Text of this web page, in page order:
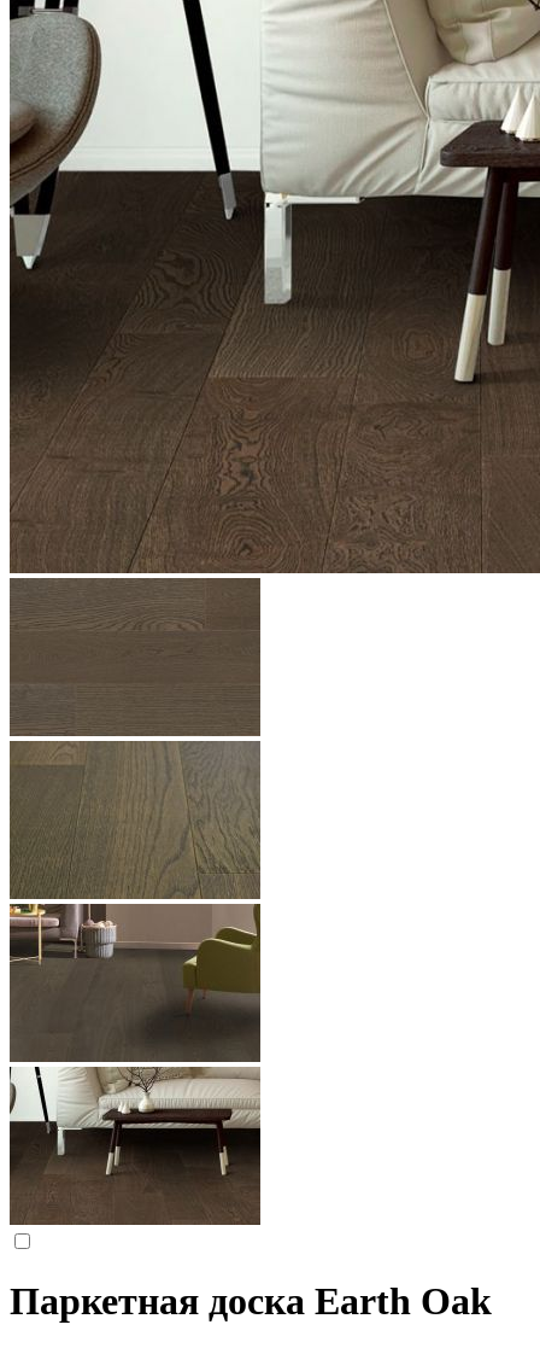
Паркетная доска Earth Oak